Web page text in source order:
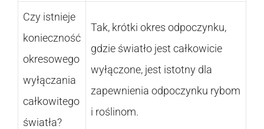
Czy istnieje
konieczność
okresowego
wyłączania
całkowitego
światła?
Tak, krótki okres odpoczynku,
gdzie światło jest całkowicie
wyłączone, jest istotny dla
zapewnienia odpoczynku rybom
i roślinom.